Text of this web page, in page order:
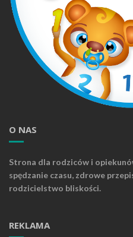
O NAS
Strona dla rodziców i
spędzanie czasu, zdrowe
rodzicielstwo bliskości.
REKLAMA